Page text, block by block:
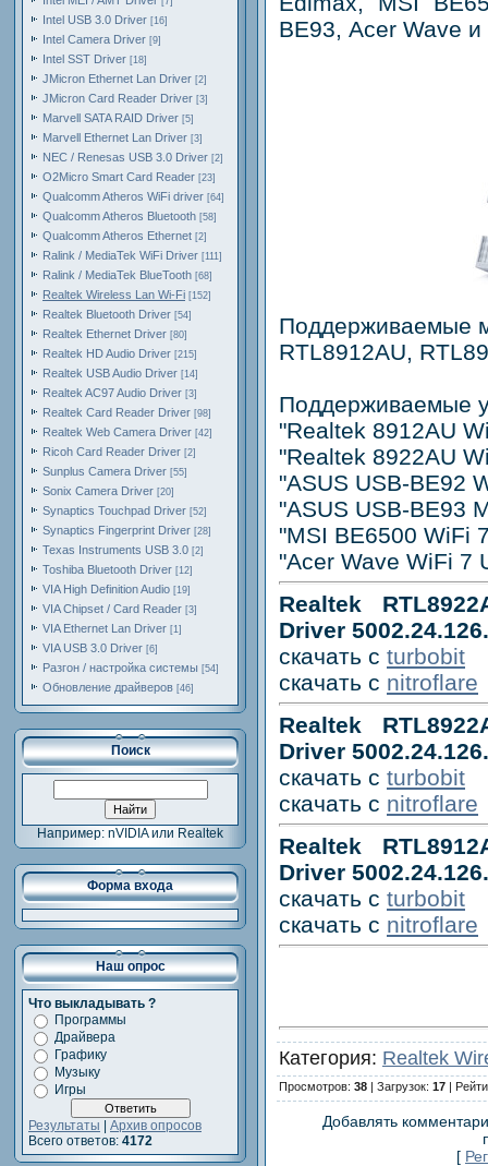
Intel USB 3.0 Driver [16]
Intel Camera Driver [9]
Intel SST Driver [18]
JMicron Ethernet Lan Driver [2]
JMicron Card Reader Driver [3]
Marvell SATA RAID Driver [5]
Marvell Ethernet Lan Driver [3]
NEC / Renesas USB 3.0 Driver [2]
O2Micro Smart Card Reader [23]
Qualcomm Atheros WiFi driver [64]
Qualcomm Atheros Bluetooth [58]
Qualcomm Atheros Ethernet [2]
Ralink / MediaTek WiFi Driver [111]
Ralink / MediaTek BlueTooth [68]
Realtek Wireless Lan Wi-Fi [152]
Realtek Bluetooth Driver [54]
Realtek Ethernet Driver [80]
Realtek HD Audio Driver [215]
Realtek USB Audio Driver [14]
Realtek AC97 Audio Driver [3]
Realtek Card Reader Driver [98]
Realtek Web Camera Driver [42]
Ricoh Card Reader Driver [2]
Sunplus Camera Driver [55]
Sonix Camera Driver [20]
Synaptics Touchpad Driver [52]
Synaptics Fingerprint Driver [28]
Texas Instruments USB 3.0 [2]
Toshiba Bluetooth Driver [12]
VIA High Definition Audio [19]
VIA Chipset / Card Reader [3]
VIA Ethernet Lan Driver [1]
VIA USB 3.0 Driver [6]
Разгон / настройка системы [54]
Обновление драйверов [46]
Поиск
Например: nVIDIA или Realtek
Форма входа
Наш опрос
Что выкладывать ?
Программы
Драйвера
Графику
Музыку
Игры
Результаты
Архив опросов
Всего ответов: 4172
BE93, Acer Wave и
Поддерживаемые
RTL8912AU,
Поддерживаемые
"Realtek 8912AU
"Realtek 8922AU
"ASUS USB-BE92
"ASUS USB-BE93
"MSI BE6500 WiFi
"Acer Wave WiFi 7
Realtek
Driver
скачать с turbobit
скачать с nitroflare
Realtek
Driver
скачать с turbobit
скачать с nitroflare
Realtek
Driver
скачать с turbobit
скачать с nitroflare
Категория: Realtek
Просмотров: 38 | Загрузок: 17 |
Добавлять
[